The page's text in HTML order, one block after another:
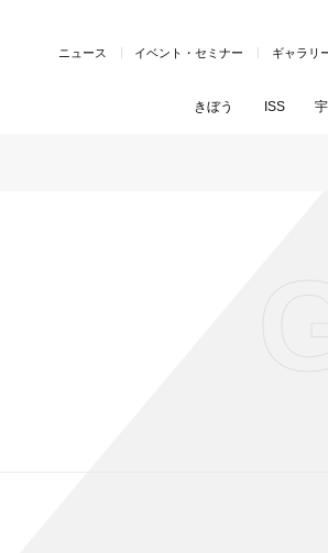
ニュース イベント・セミナー ギャラリ
きぼう ISS